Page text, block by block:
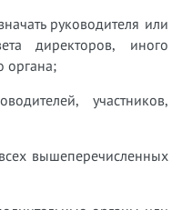
руководителя или
директоров, иного
органа;
участников,
вышеперечисленных